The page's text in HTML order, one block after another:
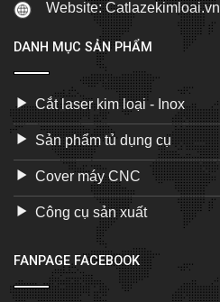
Website:Catlazekimloai.vn
DANH MỤC SẢN PHẨM
Cắt laser kim loại - Inox
Sản phẩm tủ dụng cụ
Cover máy CNC
Công cụ sản xuất
FANPAGE FACEBOOK